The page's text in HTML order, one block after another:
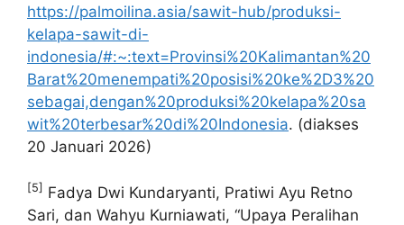
https://palmoilina.asia/sawit-hub/produksi-
kelapa-sawit-di-
indonesia/#:~:text=Provinsi%20Kalimantan%20
Barat%20menempati%20posisi%20ke%2D3%20
sebagai,dengan%20produksi%20kelapa%20sa
wit%20terbesar%20di%20Indonesia. (diakses
20 Januari 2026)
[5] Fadya Dwi Kundaryanti, Pratiwi Ayu Retno
Sari, dan Wahyu Kurniawati, “Upaya Peralihan